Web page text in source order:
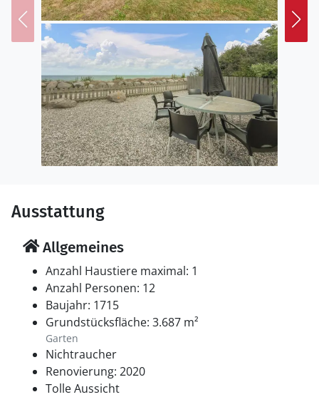
Ausstattung
Allgemeines
Anzahl Haustiere maximal: 1
Anzahl Personen: 12
Baujahr: 1715
Grundstücksfläche: 3.687 m²
Garten
Nichtraucher
Renovierung: 2020
Tolle Aussicht